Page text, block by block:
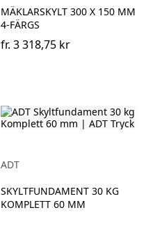
MÄKLARSKYLT 300 X 150 MM
4-FÄRGS
fr. 3 318,75 kr
ADT
SKYLTFUNDAMENT 30 KG
KOMPLETT 60 MM